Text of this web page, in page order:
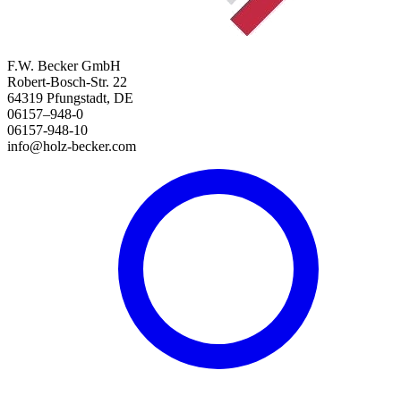
F.W. Becker GmbH
Robert-Bosch-Str. 22
64319 Pfungstadt, DE
06157–948-0
06157-948-10
info@holz-becker.com